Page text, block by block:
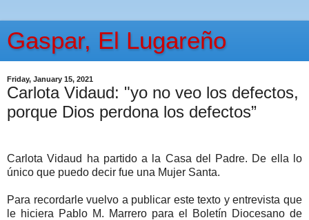
Gaspar, El Lugareño
Friday, January 15, 2021
Carlota Vidaud: "yo no veo los defectos,
porque Dios perdona los defectos”
Carlota Vidaud ha partido a la Casa del Padre. De ella lo
único que puedo decir fue una Mujer Santa.
Para recordarle vuelvo a publicar este texto y entrevista que
le hiciera Pablo M. Marrero para el Boletín Diocesano de